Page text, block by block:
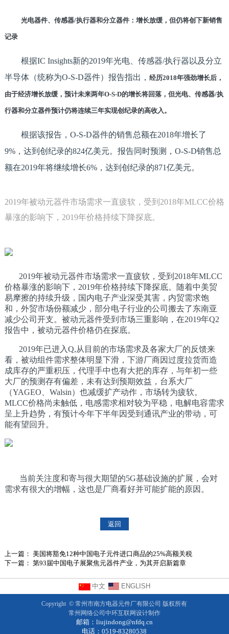
光电器件、传感器/执行器和分立器件：增长放缓，但仍将创下新销售
记录
根据IC Insights新的2019年光电、传感器/执行器以及分立
半导体（统称为O-S-D器件）报告指出， 经历2018年强劲增长后，
由于经济增长放缓，预计未来两年O-S-D的增长将回落，但光电、传感器/执
行器和分立器件预计仍将连续三年实现创纪录的高收入。
根据该报告，O-S-D器件的销售总额在2018年增长了
9%，达到创纪录的824亿美元。报告同时预测，O-S-D销售总
额在2019年将继续增长6%，达到创纪录的871亿美元。
2019年被动元器件市场需求一直疲软，受到2018年MLCC价格
暴涨的影响下，2019年价格持续下降探底。
2019年被动元器件市场需求一直疲软，受到2018年MLCC
价格暴涨的影响下，2019年价格持续下降探底。随着中美贸
易摩擦的持续升级，国内电子产业深受其害，内贸需求饱
和，外贸市场份额减少，部分电子行业的公司搬去了东南亚
减少公司开支。被动元器件受到市场三重影响，在2019年Q2
报告中，被动元器件价格仍在探底。
2019年已进入Q,从目前的市场需求及各家大厂的反馈来
看，被动组件需求整体明显下滑，下游厂商因过度拉货而造
成库存的严重积压，代理手中也有大把的库存，与年初一些
大厂的预测存有偏差，未有达到预期效益，台系大厂
（YAGEO、Walsin）也减缓扩产动作，市场转为疲软。
MLCC价格尚未触低，电感需求相对较为平稳，电解电容需求
呈上升趋势，有预计今年下半年因受到通讯产业的带动，可
能有望回升。
当前关注度和寄与很大期望的5G基础设施的扩展，会对
需求有很大的增幅，这也是厂商看好并可能扩能的原因。
返回
上一篇： 美国将豁免12种中国电子元件进口商品的25%高额关税
下一篇： 第93届中国电子展聚焦元器件产业，为其开启新篇章
中文 ENGLISH
Copyright ©常州市南方电器元件厂有限公司 版权所有
常州网络公司中环互联网设计制作
邮箱： liujindong@nfdq.cn
电话：0519-83280538